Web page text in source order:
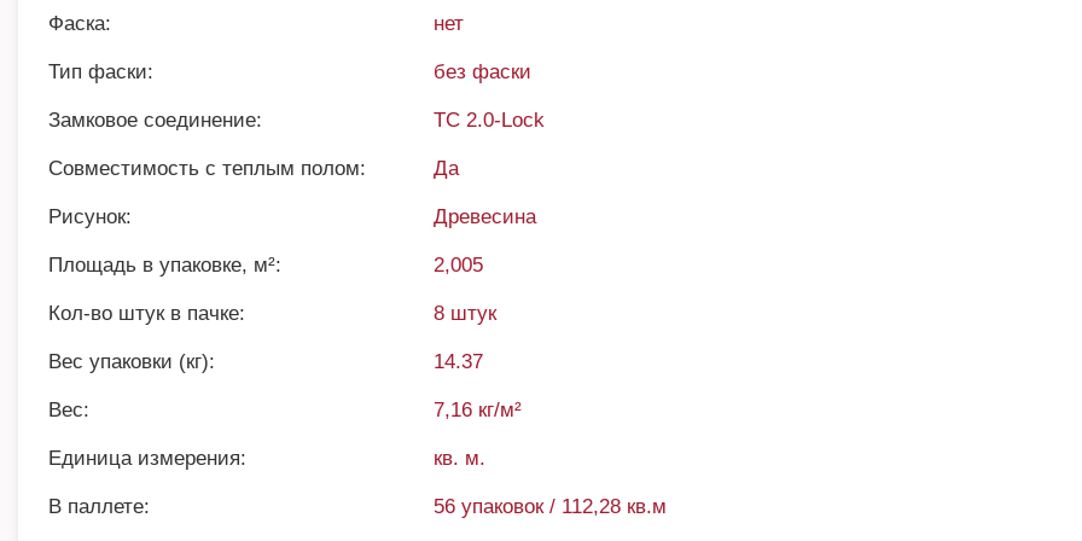
Фаска: нет
Тип фаски: без фаски
Замковое соединение: TC 2.0-Lock
Совместимость с теплым полом: Да
Рисунок: Древесина
Площадь в упаковке, м²: 2,005
Кол-во штук в пачке: 8 штук
Вес упаковки (кг): 14.37
Вес: 7,16 кг/м²
Единица измерения: кв. м.
В паллете: 56 упаковок / 112,28 кв.м